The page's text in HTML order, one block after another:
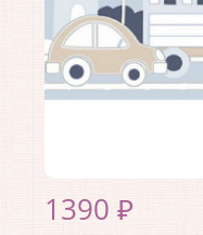
1390 ₽